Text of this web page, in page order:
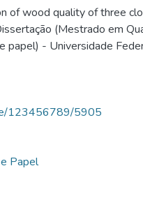
of wood quality of three
(Mestrado em
papel) - Universidade
123456789/5905
Papel